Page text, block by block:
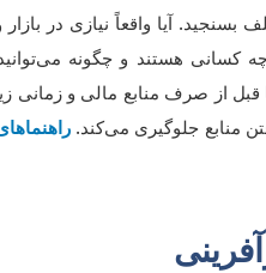
بسنجید. آیا واقعاً نیازی در
هستند و چگونه
از صرف منابع مالی و زمانی
منابع جلوگیری می‌کند.